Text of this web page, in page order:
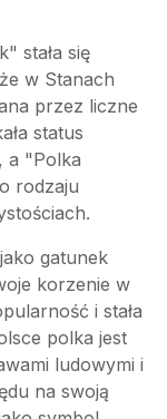
stała się
w Stanach
przez liczne
status
a "Polka
rodzaju
gatunek
korzenie w
i stała
polka jest
ludowymi i
na swoją